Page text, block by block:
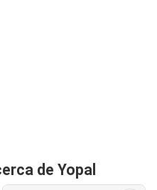
de Yopal